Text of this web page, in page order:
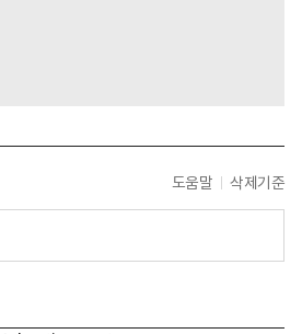
도움말 삭제기준